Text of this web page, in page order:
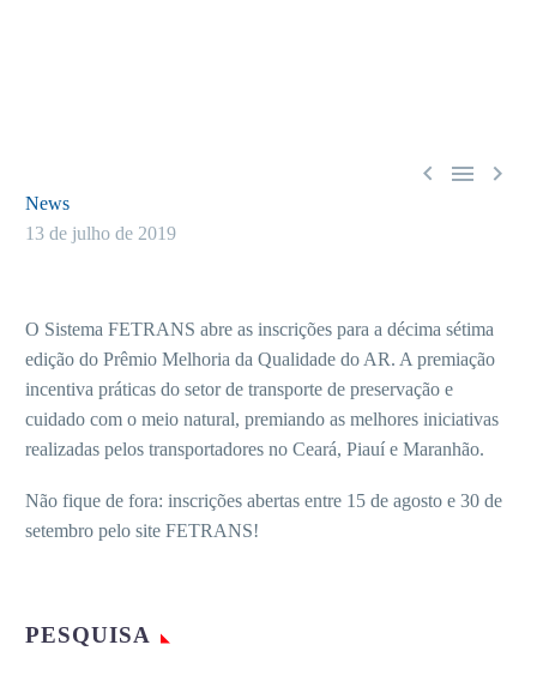
  
News
13 de julho de 2019
O Sistema FETRANS abre as inscrições para a décima sétima
edição do Prêmio Melhoria da Qualidade do AR. A premiação
incentiva práticas do setor de transporte de preservação e
cuidado com o meio natural, premiando as melhores iniciativas
realizadas pelos transportadores no Ceará, Piauí e Maranhão.
Não fique de fora: inscrições abertas entre 15 de agosto e 30 de
setembro pelo site FETRANS!
PESQUISA